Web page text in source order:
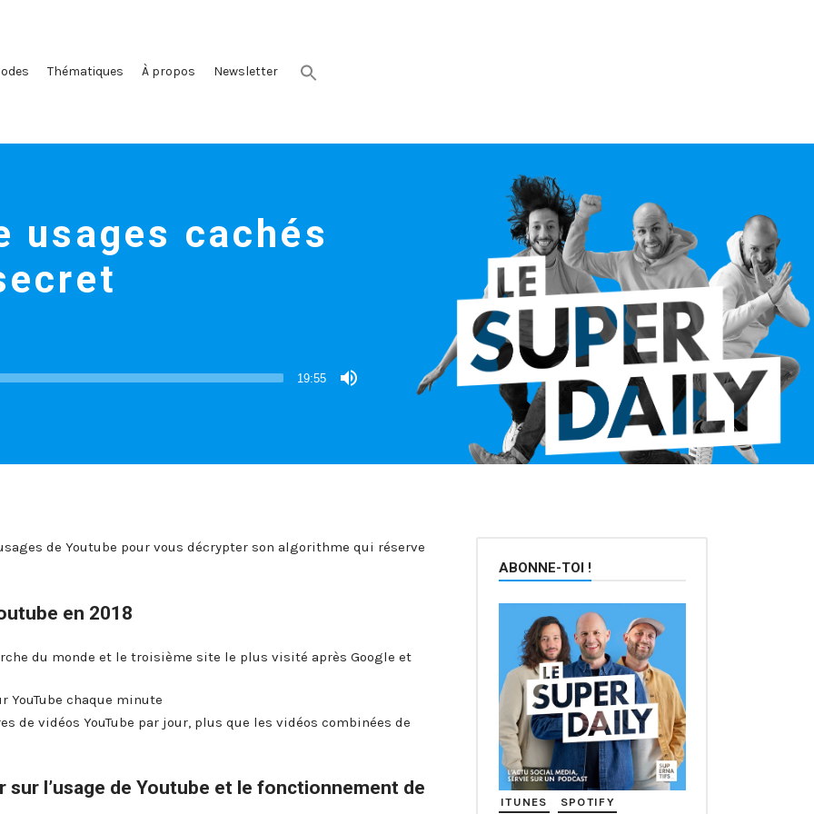
Thématiques À propos Newsletter
usages cachés
19:55
de Youtube pour vous décrypter son algorithme qui réserve
en 2018
du monde et le troisième site le plus visité après Google et
YouTube chaque minute
de vidéos YouTube par jour, plus que les vidéos combinées de
sur l’usage de Youtube et le fonctionnement de
ABONNE-TOI !
ITUNES SPOTIFY